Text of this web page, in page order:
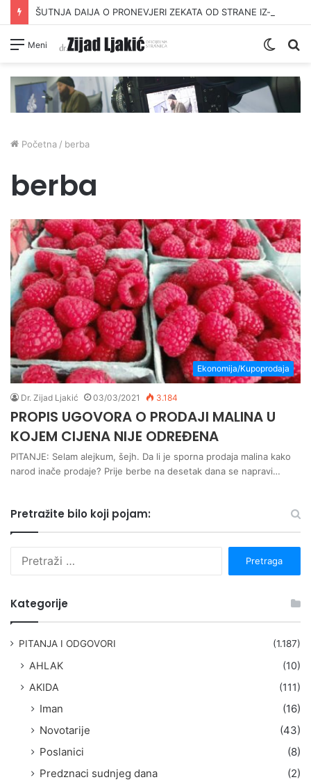
ŠUTNJA DAIJA O PRONEVJERI ZEKATA OD STRANE IZ-a
Meni
Switch
Početna / berba
berba
Ekonomija/Kupoprodaja
Dr. Zijad Ljakić 03/03/2021 3.184
PROPIS UGOVORA O PRODAJI MALINA U
KOJEM CIJENA NIJE ODREĐENA
PITANJE: Selam alejkum, šejh. Da li je sporna prodaja malina kako
narod inače prodaje? Prije berbe na desetak dana se napravi…
Pretražite bilo koji pojam:
Kategorije
PITANJA I ODGOVORI (1.187)
AHLAK
(10)
AKIDA
(111)
Iman
(16)
Novotarije
(43)
Poslanici
(8)
Predznaci sudnjeg dana
(2)